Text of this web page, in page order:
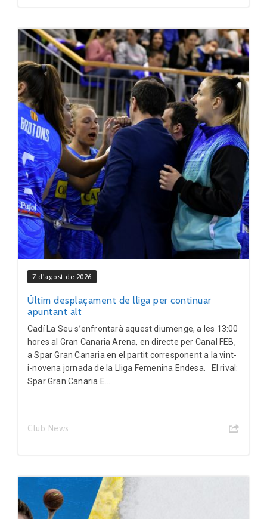
7 d'agost de 2026
Últim desplaçament de lliga per continuar
apuntant alt
Cadí La Seu s’enfrontarà aquest diumenge, a les 13:00
hores al Gran Canaria Arena, en directe per Canal FEB,
a Spar Gran Canaria en el partit corresponent a la vint-
i-novena jornada de la Lliga Femenina Endesa. El rival:
Spar Gran Canaria E...
Club News